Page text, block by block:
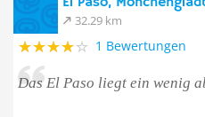
32.29 km
1 Bewertungen
Das El Paso liegt ein wenig